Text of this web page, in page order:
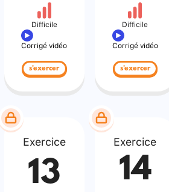
Difficile
Corrigé vidéo
s'exercer
Difficile
Corrigé vidéo
s'exercer
Exercice
13
Exercice
14